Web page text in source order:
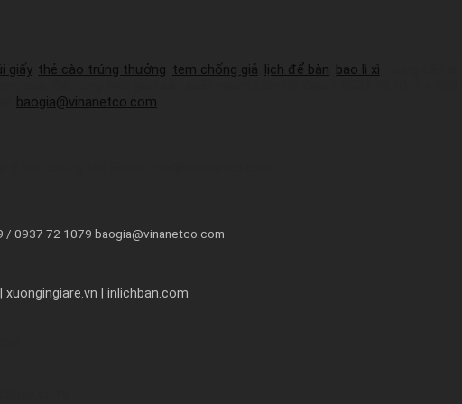
giấy, thẻ cào trúng thưởng tem chống giả lịch để bàn bao lì xì
baogia@vinanetco.com
0937 72 1079 baogia@vinanetco.com
| inlichban.com